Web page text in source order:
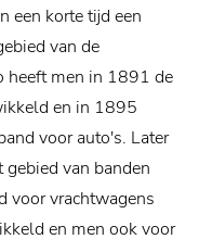
een korte tijd een
van de
heeft men in 1891 de
en in 1895
voor auto's. Later
van banden
voor vrachtwagens
en men ook voor